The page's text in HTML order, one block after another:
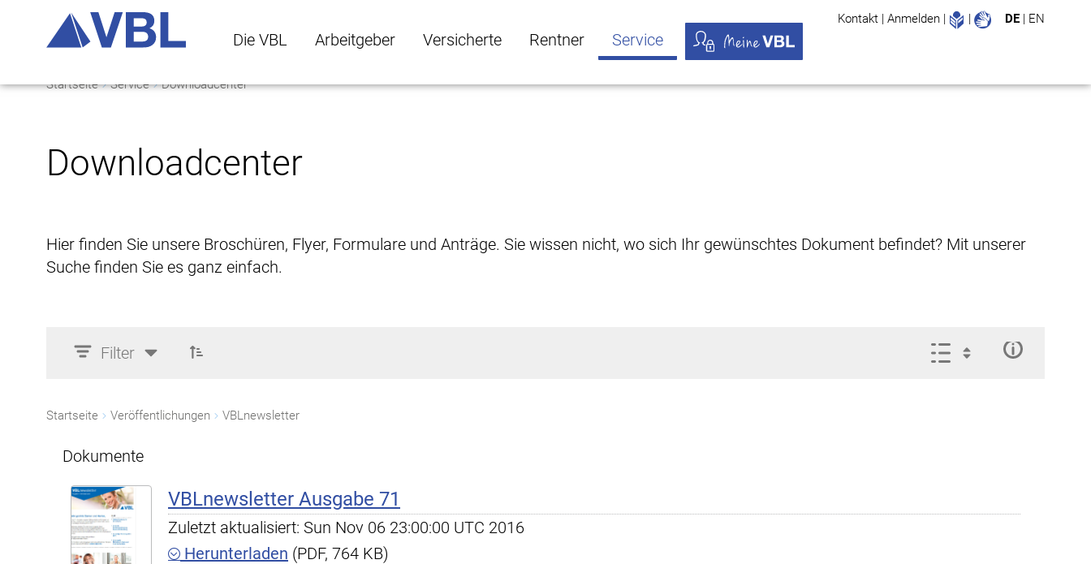
Die VBL Arbeitgeber Versicherte Rentner Service
Kontakt | Anmelden | Leichte Sprache
| DE | EN
Startseite Service Downloadcenter
Downloadcenter
Hier finden Sie unsere Broschüren, Flyer, Formulare und Anträge. Sie wissen nicht, wo sich Ihr gewünschtes Dokument befindet? Mit unserer
Suche finden Sie es ganz einfach.
Filter
Startseite Veröffentlichungen VBLnewsletter
Dokumente
VBLnewsletter Ausgabe 71
Zuletzt aktualisiert: Sun Nov 06 23:00:00 UTC 2016
Herunterladen (PDF, 764 KB)